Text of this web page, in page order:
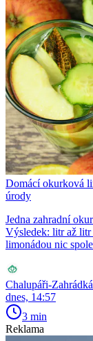
Domácí okurková
úrody
Jedna zahradní
Výsledek: litr až litr
limonádou nic
Chalupáři-
dnes, 14:57
3 min
Reklama